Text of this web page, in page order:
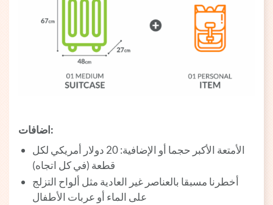
اضافات:
الأمتعة الأكبر حجما أو الإضافية: 20 دولار أمريكي لكل
قطعة (في كل اتجاه)
أخطرنا مسبقا بالعناصر غير العادية مثل ألواح التزلج
على الماء أو عربات الأطفال